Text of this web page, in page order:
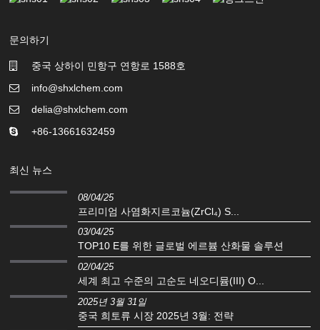
문의하기
중국 상하이 민항구 연항로 1588호
info@shxlchem.com
delia@shxlchem.com
+86-13661632459
최신 뉴스
08/04/25
프리미엄 사염화지르코늄(ZrCl₄) S...
03/04/25
TOP10 E를 위한 글로벌 에르븀 산화물 솔루션
02/04/25
세계 최고 수준의 고순도 네오디뮴(III) O...
2025년 3월 31일
중국 희토류 시장 2025년 3월: 전략